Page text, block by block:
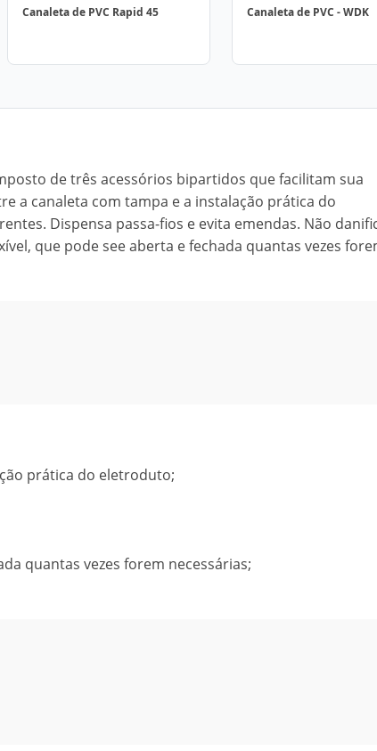
Canaleta de PVC Rapid 45 Canaleta de PVC - WDK
de três acessórios bipartidos que facilitam sua
a canaleta com tampa e a instalação prática do
Dispensa passa-fios e evita emendas. Não
que pode see aberta e fechada quantas vezes
prática do eletroduto;
quantas vezes forem necessárias;